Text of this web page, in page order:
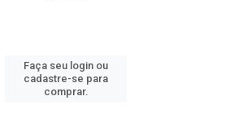
Faça seu login ou
cadastre-se para
comprar.